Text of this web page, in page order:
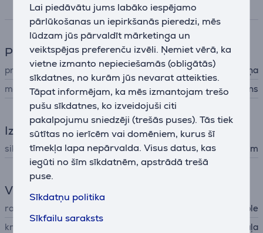
Lai piedāvātu jums labāko iespējamo
pārlūkošanas un iepirkšanās pieredzi, mēs
lūdzam jūs pārvaldīt mārketinga un
veiktspējas preferenču izvēli. Ņemiet vērā, ka
vietne izmanto nepieciešamās (obligātās)
sīkdatnes, no kurām jūs nevarat atteikties.
Tāpat informējam, ka mēs izmantojam trešo
pušu sīkdatnes, ko izveidojuši citi
pakalpojumu sniedzēji (trešās puses). Tās tiek
sūtītas no ierīcēm vai domēniem, kurus šī
tīmekļa lapa nepārvalda. Visus datus, kas
iegūti no šīm sīkdatnēm, apstrādā trešā
puse.
Sīkdatņu politika
Sīkfailu saraksts
Specifikācija
Pulkstenis
prece
rokas pulksteņa siksniņa
materiāls
silikons
Izmēri
siksniņas izmērs 130 - 180 mm
Vispārējais parametrs
ražotājs
Apple
krāsa
zaļa